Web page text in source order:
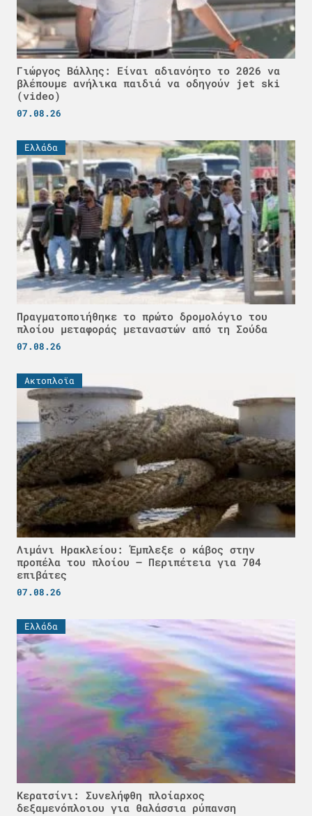
Γιώργος Βάλλης: Είναι αδιανόητο το 2026 να
βλέπουμε ανήλικα παιδιά να οδηγούν jet ski
(video)
07.08.26
Ελλάδα
Πραγματοποιήθηκε το πρώτο δρομολόγιο του
πλοίου μεταφοράς μεταναστών από τη Σούδα
07.08.26
Ακτοπλοϊα
Λιμάνι Ηρακλείου: Έμπλεξε ο κάβος στην
προπέλα του πλοίου – Περιπέτεια για 704
επιβάτες
07.08.26
Ελλάδα
Κερατσίνι: Συνελήφθη πλοίαρχος
δεξαμενόπλοιου για θαλάσσια ρύπανση